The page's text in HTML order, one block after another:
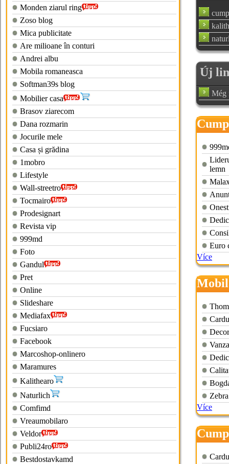
Monden ziarul ring
Zoso blog
Mica publicitate
Are milioane în conturi
Andrei albu
Mobila romaneasca
Softman39s blog
Mobilier casa
Brasov ziarecom
Dana rozmarin
Jocurile mele
Casa și grădina
1mobro
Lifestyle
Wall-streetro
Tocmairo
Prodesignart
Revista vip
999md
Foto
Gandul
Pret
Online
Slideshare
Mediafax
Fucsiaro
Facebook
Marcoshop-onlinero
Maramures
Kalithearo
Naturlich
Comfimd
Vreaumobilaro
Veldor
Publi24ro
Bestdostavkamd
Új
Még
lemn
Euro
Více
Více